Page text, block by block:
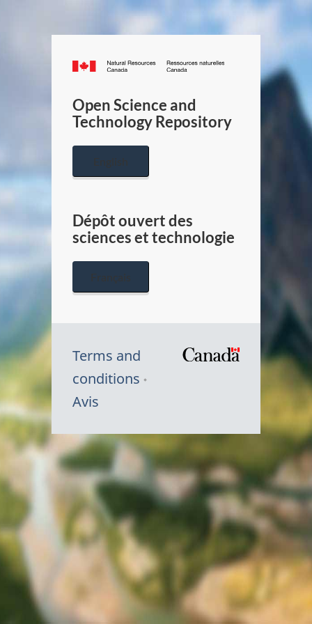
Canada.ca
/
Canada
Open Science and
Technology Repository
English
Dépôt ouvert des
sciences et technologie
Terms and
conditions
Avis
Canada